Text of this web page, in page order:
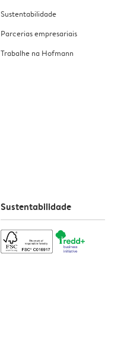
Sustentabilidade
Parcerias empresariais
Trabalhe na Hofmann
Sustentabilidade